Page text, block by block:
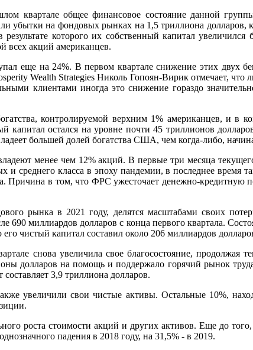
квартале общее финансовое состояние данной
убытки на фондовых рынках на 1,5 триллиона
которого их собственный капитал
всех акций американцев.
еще на 24%. В первом квартале снижение этих двух
Wealth Strategies Николь Гопоян-Вирик отмечает,
клиентами иногда это снижение гораздо
контролируемой верхним 1% американцев, и в
капитал остался на уровне почти 45 триллионов
большей долей богатства США, чем когда-либо,
менее чем 12% акций. В первые три месяца
среднего класса в эпоху пандемии, в последнее время
Причина в том, что ФРС ужесточает денежно-
рынка в 2021 году, делятся масштабами своих
690 миллиардов долларов с конца первого квартала.
его чистый капитал составил около 206 миллиардов
снова увеличила свое благосостояние,
долларов на помощь и поддержало горячий рынок
3,9 триллиона долларов.
увеличили свои чистые активы. Остальные 10%,
роста стоимости акций и других активов. Еще до
падения в 2018 году, на 31,5% - в 2019.